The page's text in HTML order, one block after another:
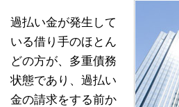
過払い金が発生して
いる借り手のほとん
どの方が、多重債務
状態であり、過払い
金の請求をする前か